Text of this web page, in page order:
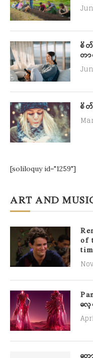
စိ
တ
စိ
[soliloquy id="1259"]
ART AND
of
လေ့
တေ